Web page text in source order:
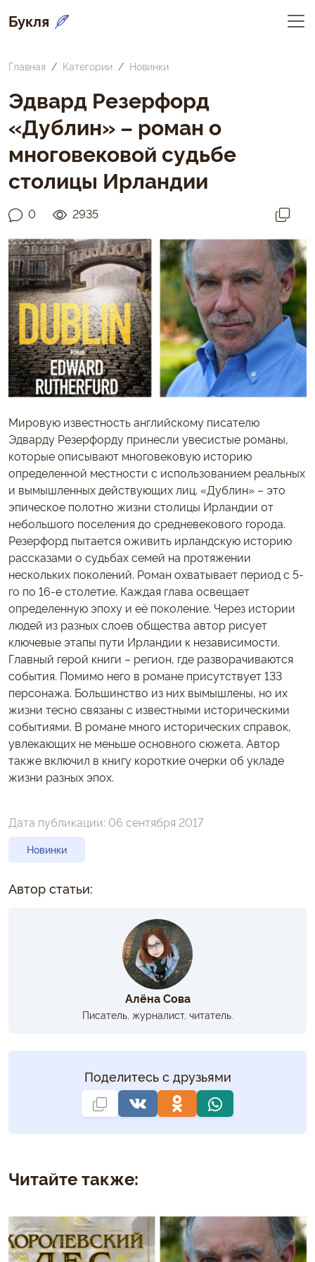
Букля
Главная Категории Новинки
Эдвард Резерфорд
«Дублин» – роман о
многовековой судьбе
столицы Ирландии
0 2935
Мировую известность английскому писателю
Эдварду Резерфорду принесли увесистые романы,
которые описывают многовековую историю
определенной местности с использованием реальных
и вымышленных действующих лиц. «Дублин» – это
эпическое полотно жизни столицы Ирландии от
небольшого поселения до средневекового города.
Резерфорд пытается оживить ирландскую историю
рассказами о судьбах семей на протяжении
нескольких поколений. Роман охватывает период с 5-
го по 16-е столетие. Каждая глава освещает
определенную эпоху и её поколение. Через истории
людей из разных слоев общества автор рисует
ключевые этапы пути Ирландии к независимости.
Главный герой книги – регион, где разворачиваются
события. Помимо него в романе присутствует 133
персонажа. Большинство из них вымышлены, но их
жизни тесно связаны с известными историческими
событиями. В романе много исторических справок,
увлекающих не меньше основного сюжета. Автор
также включил в книгу короткие очерки об укладе
жизни разных эпох.
Дата публикации: 06 сентября 2017
Новинки
Автор статьи:
Алёна Сова
Писатель, журналист, читатель.
Поделитесь с друзьями
Читайте также: